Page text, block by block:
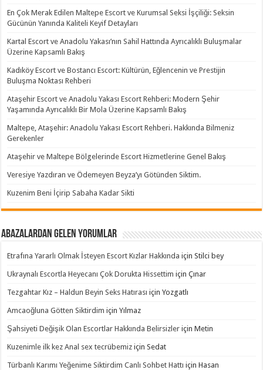
En Çok Merak Edilen Maltepe Escort ve Kurumsal Seksi İşçiliği: Seksin
Gücünün Yanında Kaliteli Keyif Detayları
Kartal Escort ve Anadolu Yakası’nın Sahil Hattında Ayrıcalıklı Buluşmalar
Üzerine Kapsamlı Bakış
Kadıköy Escort ve Bostancı Escort: Kültürün, Eğlencenin ve Prestijin
Buluşma Noktası Rehberi
Ataşehir Escort ve Anadolu Yakası Escort Rehberi: Modern Şehir
Yaşamında Ayrıcalıklı Bir Mola Üzerine Kapsamlı Bakış
Maltepe, Ataşehir: Anadolu Yakası Escort Rehberi. Hakkında Bilmeniz
Gerekenler
Ataşehir ve Maltepe Bölgelerinde Escort Hizmetlerine Genel Bakış
Veresiye Yazdıran ve Ödemeyen Beyza’yı Götünden Siktim.
Kuzenim Beni İçirip Sabaha Kadar Sikti
Abazalardan Gelen Yorumlar
Etrafına Yararlı Olmak İsteyen Escort Kızlar Hakkında içinStilci bey
Ukraynalı Escortla Heyecanı Çok Dorukta Hissettim içinÇınar
Tezgahtar Kız – Haldun Beyin Seks Hatırası içinYozgatlı
Amcaoğluna Götten Siktirdim içinYılmaz
Şahsiyeti Değişik Olan Escortlar Hakkında Belirsizler içinMetin
Kuzenimle ilk kez Anal sex tecrübemiz içinSedat
Türbanlı Karımı Yeğenime Siktirdim Canlı Sohbet Hattı içinHasan